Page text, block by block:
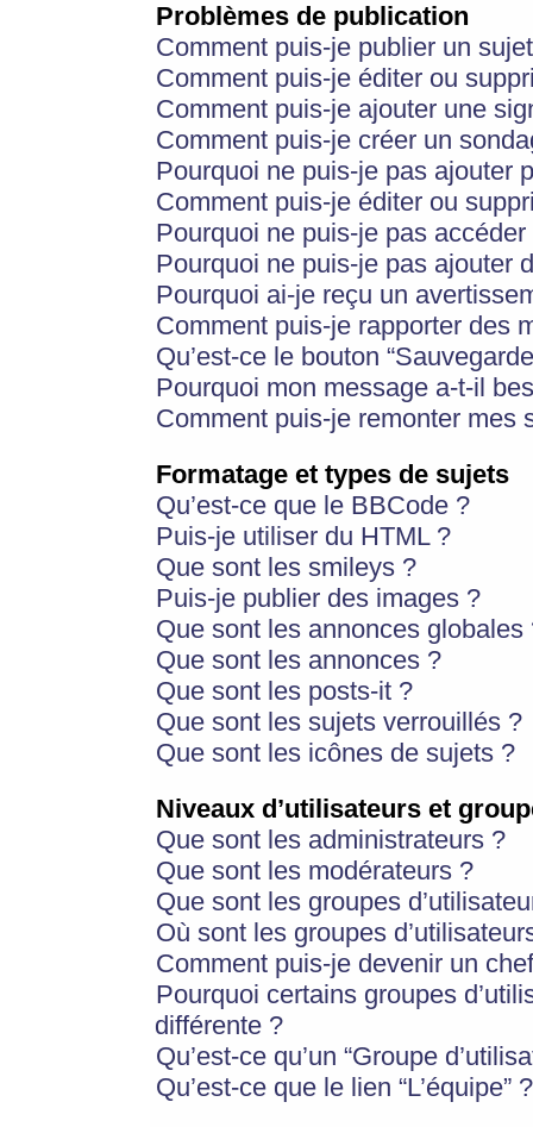
Problèmes de publication
Comment puis-je publier un
Comment puis-je éditer ou
Comment puis-je ajouter une
Comment puis-je créer un
Pourquoi ne puis-je pas ajouter
Comment puis-je éditer ou
Pourquoi ne puis-je pas
Pourquoi ne puis-je pas ajouter
Pourquoi ai-je reçu un
Comment puis-je rapporter des
Qu’est-ce le bouton
Pourquoi mon message a-t-il
Comment puis-je remonter mes
Formatage et types de sujets
Qu’est-ce que le BBCode ?
Puis-je utiliser du HTML ?
Que sont les smileys ?
Puis-je publier des images ?
Que sont les annonces globales
Que sont les annonces ?
Que sont les posts-it ?
Que sont les sujets verrouillés ?
Que sont les icônes de sujets ?
Niveaux d’utilisateurs et
Que sont les administrateurs ?
Que sont les modérateurs ?
Que sont les groupes
Où sont les groupes
Comment puis-je devenir un
Pourquoi certains groupes
différente ?
Qu’est-ce qu’un “Groupe
Qu’est-ce que le lien “L’équipe” ?